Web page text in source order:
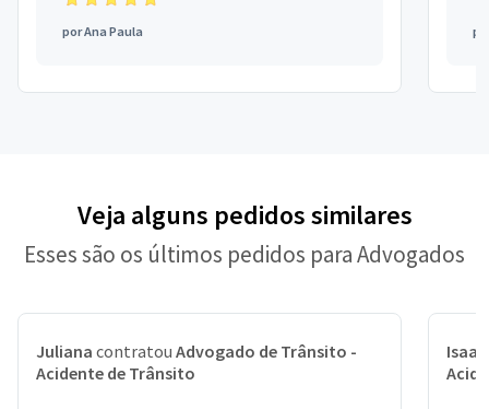
porAna Paula
Veja alguns pedidos similares
Esses são os últimos pedidos para Advogados
Juliana contratou Advogado de Trânsito -
Acidente de Trânsito
Isaac